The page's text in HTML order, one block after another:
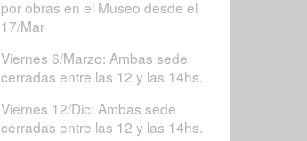
por obras en el Museo desde el
17/Mar
Viernes 6/Marzo: Ambas sede
cerradas entre las 12 y las 14hs.
Viernes 12/Dic: Ambas sede
cerradas entre las 12 y las 14hs.